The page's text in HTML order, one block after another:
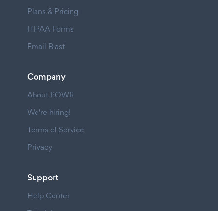
Plans & Pricing
HIPAA Forms
Email Blast
Company
About POWR
We're hiring!
Terms of Service
Privacy
Support
Help Center